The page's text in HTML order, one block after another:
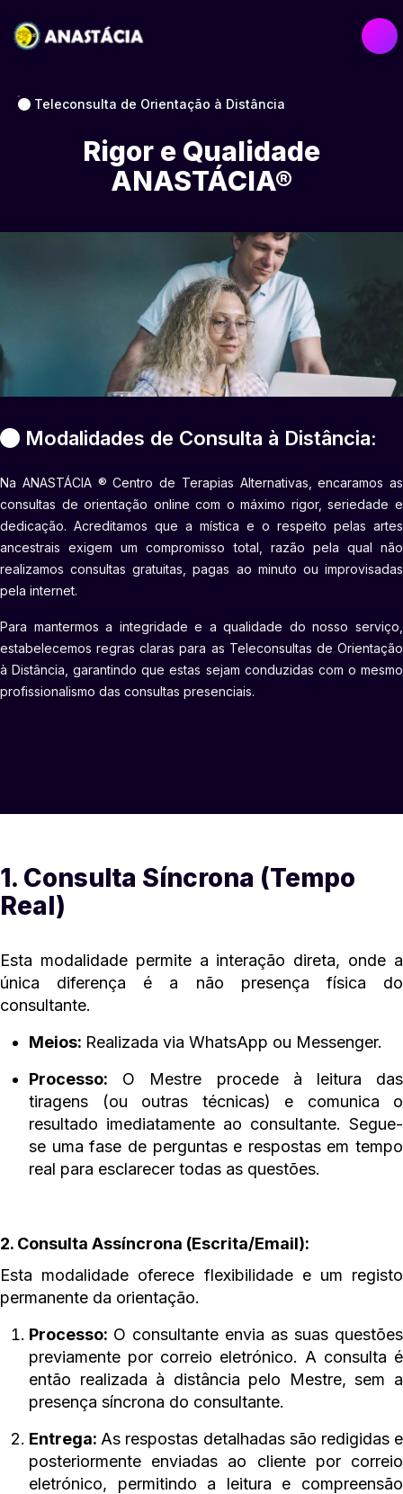
Teleconsulta de Orientação à Distância
Rigor e Qualidade
ANASTÁCIA®
Modalidades de Consulta à Distância:
Na ANASTÁCIA ® Centro de Terapias Alternativas, encaramos as
consultas de orientação online com o máximo rigor, seriedade e
dedicação. Acreditamos que a mística e o respeito pelas artes
ancestrais exigem um compromisso total, razão pela qual não
realizamos consultas gratuitas, pagas ao minuto ou improvisadas
pela internet.
Para mantermos a integridade e a qualidade do nosso serviço,
estabelecemos regras claras para as Teleconsultas de Orientação
à Distância, garantindo que estas sejam conduzidas com o mesmo
profissionalismo das consultas presenciais.
1. Consulta Síncrona (Tempo
Real)
Esta modalidade permite a interação direta, onde a
única diferença é a não presença física do
consultante.
Meios: Realizada via WhatsApp ou Messenger.
Processo: O Mestre procede à leitura das
tiragens (ou outras técnicas) e comunica o
resultado imediatamente ao consultante. Segue-
se uma fase de perguntas e respostas em tempo
real para esclarecer todas as questões.
2. Consulta Assíncrona (Escrita/Email):
Esta modalidade oferece flexibilidade e um registo
permanente da orientação.
Processo: O consultante envia as suas questões
previamente por correio eletrónico. A consulta é
então realizada à distância pelo Mestre, sem a
presença síncrona do consultante.
Entrega: As respostas detalhadas são redigidas e
posteriormente enviadas ao cliente por correio
eletrónico, permitindo a leitura e compreensão